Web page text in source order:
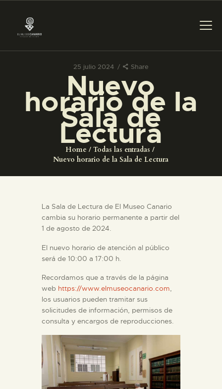
25 julio 2024 Share
Nuevo
horario de la
Sala de
Lectura
Home
Todas las entradas
Nuevo horario de la Sala de Lectura
PREPARAR LA VISITA
ACTIVIDADES
EL MUSEO
DIDÁCTICA
ESPAÑOL
PREPARAR LA VISITA
ACTIVIDADES
█
EL MUSEO
La Sala de Lectura de El Museo Canario
cambia su horario permanente a partir del
1 de agosto de 2024.
El nuevo horario de atención al público
será de 10:00 a 17:00 h.
Recordamos que a través de la página
web https://www.elmuseocanario.com,
los usuarios pueden tramitar sus
solicitudes de información, permisos de
consulta y encargos de reproducciones.